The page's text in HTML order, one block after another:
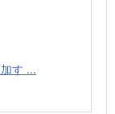
す ...